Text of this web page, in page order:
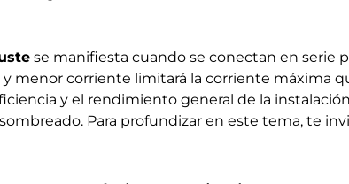
se manifiesta cuando se conectan en serie
menor corriente limitará la corriente máxima
y el rendimiento general de la
Para profundizar en este tema, te